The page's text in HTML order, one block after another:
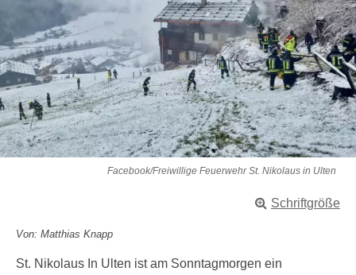
Facebook/Freiwillige Feuerwehr St. Nikolaus in Ulten
Schriftgröße
Von: Matthias Knapp
St. Nikolaus In Ulten ist am Sonntagmorgen ein